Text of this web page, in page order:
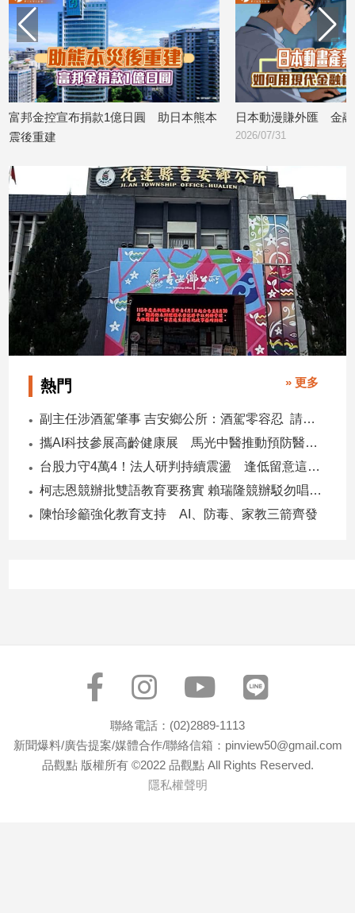
美
食
星
座/
命
理
消
費
親
子/
感
情
藝
／
文
創
／
電
薦
科
技/
戲
捐款1億日圓 助日本熊本 日本動漫賺外匯 金融巨頭來撐腰
熱門 » 更多
副主任涉酒駕肇事 吉安鄉公所：酒駕零容忍 請辭獲准
攜AI科技參展高齡健康展 馬光中醫推動預防醫學迎接長壽新經濟
台股力守4萬4！法人研判持續震盪 逢低留意這些族群
柯志恩競辦批雙語教育要務實 賴瑞隆競辦駁勿唱衰高雄
陳怡珍籲強化教育支持 AI、防毒、家教三箭齊發
聯絡電話：(02)2889-1113
新聞爆料/廣告提案/媒體合作/聯絡信箱：pinview50@gmail.com
品觀點 版權所有 ©2022 品觀點 All Rights Reserved.
隱私權聲明